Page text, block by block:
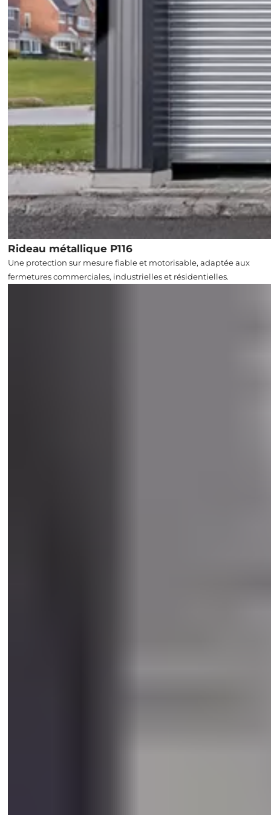
Rideau métallique P116
Une protection sur mesure fiable et motorisable, adaptée aux
fermetures commerciales, industrielles et résidentielles.